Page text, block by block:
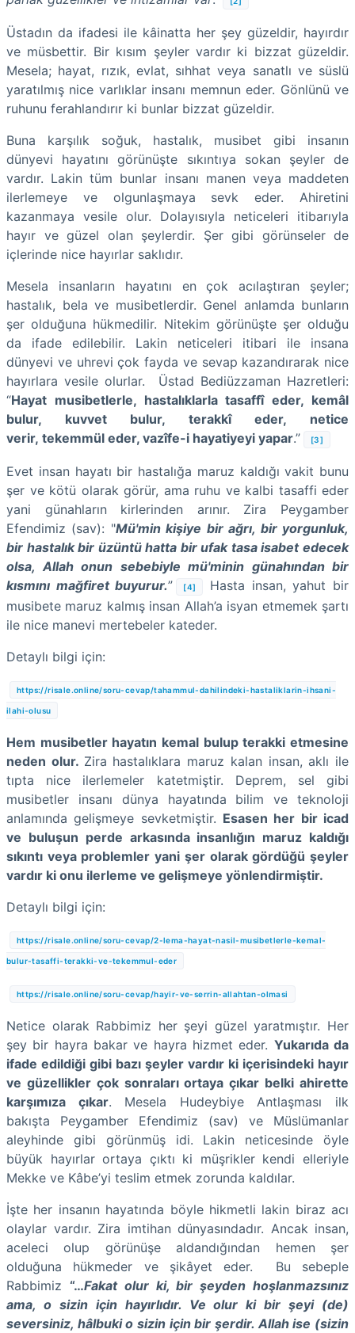
Üstadın da ifadesi ile kâinatta her şey güzeldir, hayırdır
ve müsbettir. Bir kısım şeyler vardır ki bizzat güzeldir.
Mesela; hayat, rızık, evlat, sıhhat veya sanatlı ve süslü
yaratılmış nice varlıklar insanı memnun eder. Gönlünü ve
ruhunu ferahlandırır ki bunlar bizzat güzeldir.
Buna karşılık soğuk, hastalık, musibet gibi insanın
dünyevi hayatını görünüşte sıkıntıya sokan şeyler de
vardır. Lakin tüm bunlar insanı manen veya maddeten
ilerlemeye ve olgunlaşmaya sevk eder. Ahiretini
kazanmaya vesile olur. Dolayısıyla neticeleri itibarıyla
hayır ve güzel olan şeylerdir. Şer gibi görünseler de
içlerinde nice hayırlar saklıdır.
Mesela insanların hayatını en çok acılaştıran şeyler;
hastalık, bela ve musibetlerdir. Genel anlamda bunların
şer olduğuna hükmedilir. Nitekim görünüşte şer olduğu
da ifade edilebilir. Lakin neticeleri itibari ile insana
dünyevi ve uhrevi çok fayda ve sevap kazandırarak nice
hayırlara vesile olurlar. Üstad Bediüzzaman Hazretleri:
“Hayat musibetlerle, hastalıklarla tasaffî eder, kemâl
bulur, kuvvet bulur, terakkî eder, netice
verir, tekemmül eder, vazîfe-i hayatiyeyi yapar.” [3]
Evet insan hayatı bir hastalığa maruz kaldığı vakit bunu
şer ve kötü olarak görür, ama ruhu ve kalbi tasaffi eder
yani günahların kirlerinden arınır. Zira Peygamber
Efendimiz (sav): "Mü'min kişiye bir ağrı, bir yorgunluk,
bir hastalık bir üzüntü hatta bir ufak tasa isabet edecek
olsa, Allah onun sebebiyle mü'minin günahından bir
kısmını mağfiret buyurur.” [4]
Hasta insan, yahut bir
musibete maruz kalmış insan Allah’a isyan etmemek şartı
ile nice manevi mertebeler kateder.
Detaylı bilgi için:
https://risale.online/soru-cevap/tahammul-dahilindeki-hastaliklarin-ihsani-
ilahi-olusu
Hem musibetler hayatın kemal bulup terakki etmesine
neden olur. Zira hastalıklara maruz kalan insan, aklı ile
tıpta nice ilerlemeler katetmiştir. Deprem, sel gibi
musibetler insanı dünya hayatında bilim ve teknoloji
anlamında gelişmeye sevketmiştir. Esasen her bir icad
ve buluşun perde arkasında insanlığın maruz kaldığı
sıkıntı veya problemler yani şer olarak gördüğü şeyler
vardır ki onu ilerleme ve gelişmeye yönlendirmiştir.
Detaylı bilgi için:
https://risale.online/soru-cevap/2-lema-hayat-nasil-musibetlerle-kemal-
bulur-tasaffi-terakki-ve-tekemmul-eder
https://risale.online/soru-cevap/hayir-ve-serrin-allahtan-olmasi
Netice olarak Rabbimiz her şeyi güzel yaratmıştır. Her
şey bir hayra bakar ve hayra hizmet eder. Yukarıda da
ifade edildiği gibi bazı şeyler vardır ki içerisindeki hayır
ve güzellikler çok sonraları ortaya çıkar belki ahirette
karşımıza çıkar. Mesela Hudeybiye Antlaşması ilk
bakışta Peygamber Efendimiz (sav) ve Müslümanlar
aleyhinde gibi görünmüş idi. Lakin neticesinde öyle
büyük hayırlar ortaya çıktı ki müşrikler kendi elleriyle
Mekke ve Kâbe’yi teslim etmek zorunda kaldılar.
İşte her insanın hayatında böyle hikmetli lakin biraz acı
olaylar vardır. Zira imtihan dünyasındadır. Ancak insan,
aceleci olup görünüşe aldandığından hemen şer
olduğuna hükmeder ve şikâyet eder. Bu sebeple
Rabbimiz “…Fakat olur ki, bir şeyden hoşlanmazsınız
ama, o sizin için hayırlıdır. Ve olur ki bir şeyi (de)
seversiniz, hâlbuki o sizin için bir şerdir. Allah ise (sizin